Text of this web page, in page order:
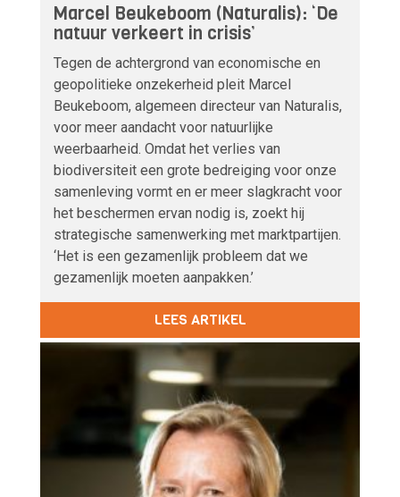
Marcel Beukeboom (Naturalis): ‘De
natuur verkeert in crisis’
Tegen de achtergrond van economische en
geopolitieke onzekerheid pleit Marcel
Beukeboom, algemeen directeur van Naturalis,
voor meer aandacht voor natuurlijke
weerbaarheid. Omdat het verlies van
biodiversiteit een grote bedreiging voor onze
samenleving vormt en er meer slagkracht voor
het beschermen ervan nodig is, zoekt hij
strategische samenwerking met marktpartijen.
‘Het is een gezamenlijk probleem dat we
gezamenlijk moeten aanpakken.’
LEES ARTIKEL